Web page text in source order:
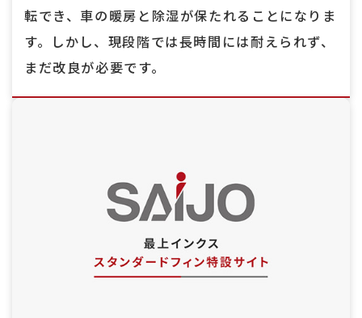
転でき、車の暖房と除湿が保たれることになりま
す。しかし、現段階では長時間には耐えられず、
まだ改良が必要です。